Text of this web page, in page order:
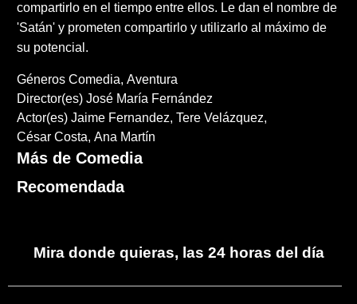
compartirlo en el tiempo entre ellos. Le dan el nombre de
'Satán' y prometen compartirlo y utilizarlo al máximo de
su potencial.
Géneros Comedia Aventura
Director(es) José María Fernández
Actor(es) Jaime Fernandez Tere Velázquez
César Costa Ana Martín
Más de Comedia
Recomendada
Mira donde quieras, las 24 horas del día